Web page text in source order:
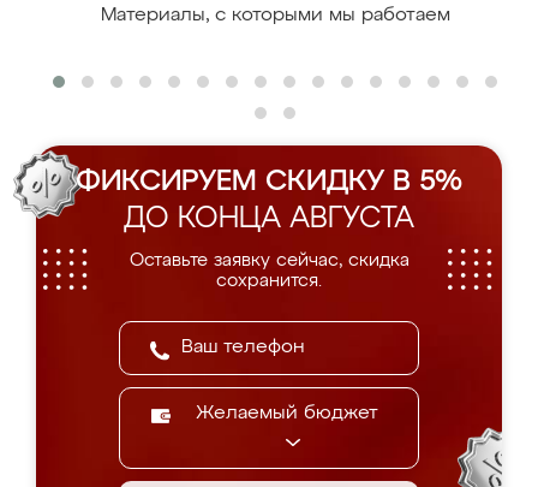
Материалы, с которыми мы работаем
ФИКСИРУЕМ СКИДКУ В 5%
ДО КОНЦА АВГУСТА
Оставьте заявку сейчас, скидка
сохранится.
Желаемый бюджет